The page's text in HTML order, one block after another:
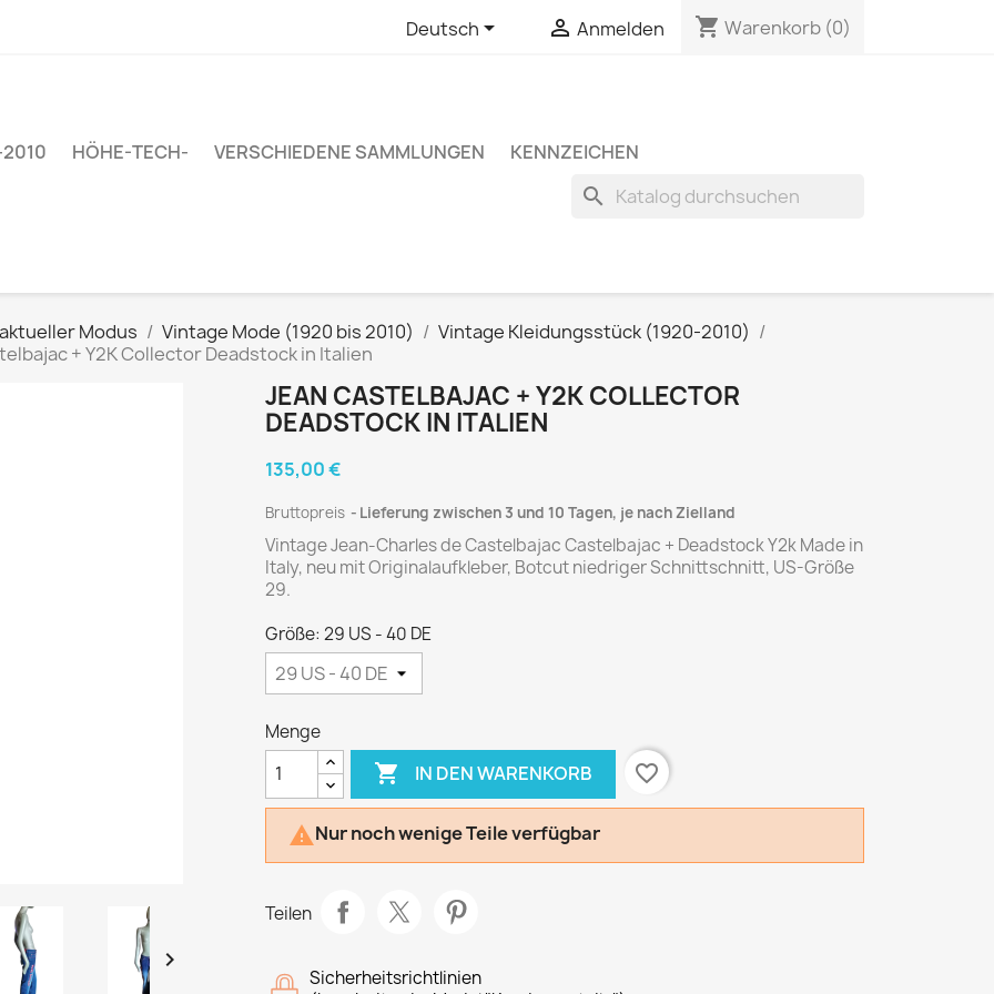
Deutsch  Anmelden shopping_cart Warenkorb (0)
HÖHE-TECH- VERSCHIEDENE SAMMLUNGEN KENNZEICHEN
search
Modus Vintage Mode (1920 bis 2010)
Vintage Kleidungsstück (1920-2010)
+ Y2K Collector Deadstock in Italien

JEAN CASTELBAJAC + Y2K COLLECTOR
DEADSTOCK IN ITALIEN
135,00 €
Bruttopreis Lieferung zwischen 3 und 10 Tagen, je nach Zielland
Vintage Jean-Charles de Castelbajac Castelbajac + Deadstock Y2k Made in
Italy, neu mit Originalaufkleber, Botcut niedriger Schnittschnitt, US-Größe
29.
Größe: 29 US - 40 DE
Menge
 IN DEN WARENKORB favorite_border
Nur noch wenige Teile verfügbar
Teilen
Sicherheitsrichtlinien